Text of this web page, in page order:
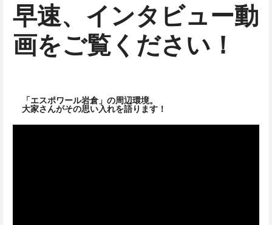
早速、インタビュー動
画をご覧ください！
「エスポワール岩倉」の周辺環境。
大家さんがその思い入れを語ります！